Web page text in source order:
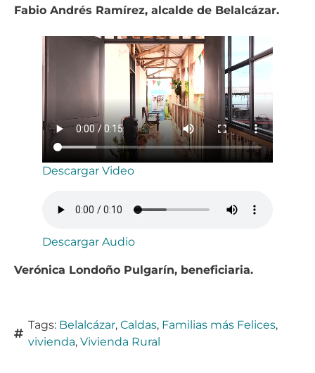
Fabio Andrés Ramírez, alcalde de Belalcázar.
Descargar Video
Descargar Audio
Verónica Londoño Pulgarín, beneficiaria.
Tags: Belalcázar, Caldas, Familias más Felices,
vivienda, Vivienda Rural